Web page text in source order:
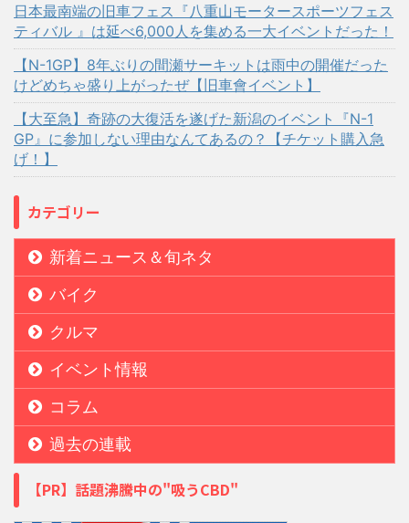
日本最南端の旧車フェス『八重山モータースポーツフェス
ティバル 』は延べ6,000人を集める一大イベントだった！
【N-1GP】8年ぶりの間瀬サーキットは雨中の開催だった
けどめちゃ盛り上がったぜ【旧車會イベント】
【大至急】奇跡の大復活を遂げた新潟のイベント『N-1
GP』に参加しない理由なんてあるの？【チケット購入急
げ！】
カテゴリー
新着ニュース＆旬ネタ
バイク
クルマ
イベント情報
コラム
過去の連載
【PR】話題沸騰中の"吸うCBD"